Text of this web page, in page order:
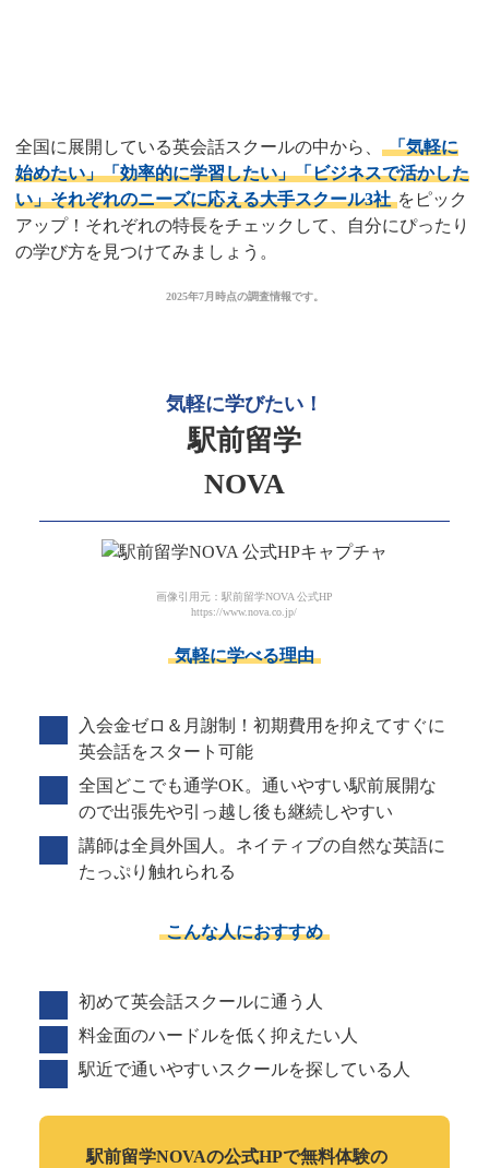
全国に展開している英会話スクールの中から、 「気軽に
始めたい」「効率的に学習したい」「ビジネスで活かした
い」それぞれのニーズに応える大手スクール3社 をピック
アップ！それぞれの特長をチェックして、自分にぴったり
の学び方を見つけてみましょう。
2025年7月時点の調査情報です。
気軽に学びたい！
駅前留学
NOVA
画像引用元：駅前留学NOVA 公式HP
https://www.nova.co.jp/
気軽に学べる理由
入会金ゼロ＆月謝制！初期費用を抑えてすぐに
英会話をスタート可能
全国どこでも通学OK。通いやすい駅前展開な
ので出張先や引っ越し後も継続しやすい
講師は全員外国人。ネイティブの自然な英語に
たっぷり触れられる
こんな人におすすめ
初めて英会話スクールに通う人
料金面のハードルを低く抑えたい人
駅近で通いやすいスクールを探している人
駅前留学NOVAの公式HPで無料体験の